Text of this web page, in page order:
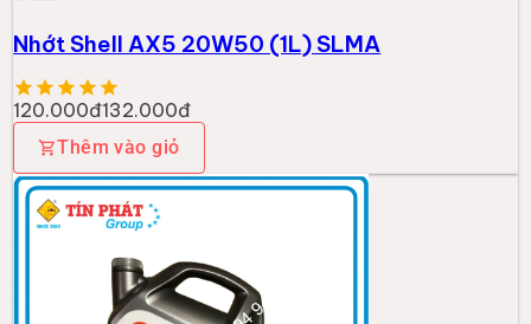
-1%
SHELL
Nhớt Shell Helix CITY 5W30_4 can*4L_A912
716.000đ
Thêm vào giỏ